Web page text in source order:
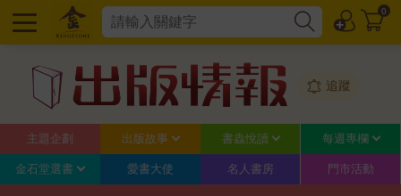
0
追蹤
主題企劃 出版故事 書蟲悅讀 每週專欄
金石堂選書 愛書大使 名人書房 門市活動